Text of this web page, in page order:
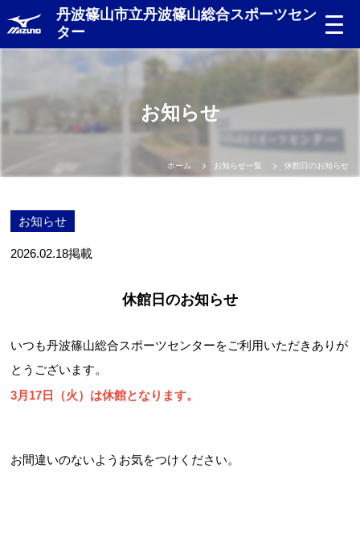
丹波篠山市立丹波篠山総合スポーツセン
ター
お問合せフォーム
お知らせ
ホーム お知らせ一覧 休館日のお知らせ
お知らせ
2026.02.18掲載
休館日のお知らせ
いつも丹波篠山総合スポーツセンターをご利用いただきありが
とうございます。
3月17日（火）は休館となります。
お間違いのないようお気をつけください。